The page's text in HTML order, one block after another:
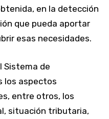
en la detección
que pueda aportar
esas necesidades.
Sistema de
los aspectos
entre otros, los
situación tributaria,